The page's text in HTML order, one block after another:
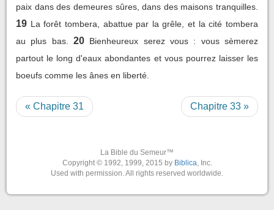
paix dans des demeures sûres, dans des maisons tranquilles.
19 La forêt tombera, abattue par la grêle, et la cité tombera
au plus bas.
20 Bienheureux serez vous : vous sèmerez
partout le long d'eaux abondantes et vous pourrez laisser les
boeufs comme les ânes en liberté.
« Chapitre 31 Chapitre 33 »
La Bible du Semeur™
Copyright © 1992, 1999, 2015 by Biblica, Inc.
Used with permission. All rights reserved worldwide.